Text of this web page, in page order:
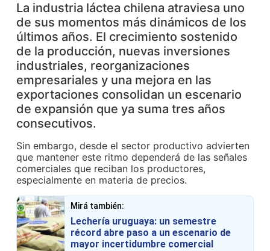
La industria láctea chilena atraviesa uno
de sus momentos más dinámicos de los
últimos años. El crecimiento sostenido
de la producción, nuevas inversiones
industriales, reorganizaciones
empresariales y una mejora en las
exportaciones consolidan un escenario
de expansión que ya suma tres años
consecutivos.
Sin embargo, desde el sector productivo advierten
que mantener este ritmo dependerá de las señales
comerciales que reciban los productores,
especialmente en materia de precios.
Mirá también:
Lechería uruguaya: un semestre
récord abre paso a un escenario de
mayor incertidumbre comercial